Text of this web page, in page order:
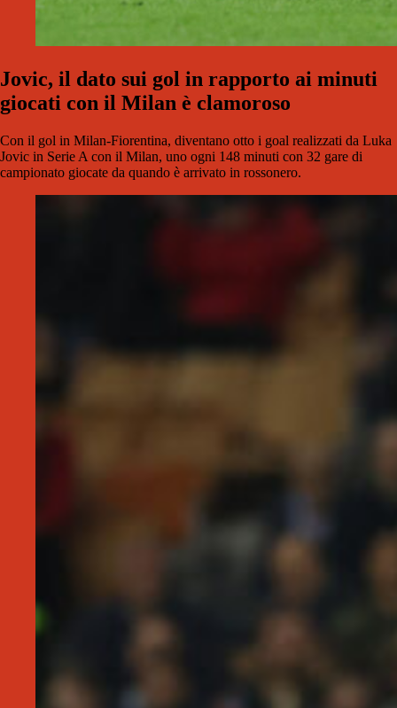
Jovic, il dato sui gol in rapporto ai minuti
giocati con il Milan è clamoroso
Con il gol in Milan-Fiorentina, diventano otto i goal realizzati da Luka
Jovic in Serie A con il Milan, uno ogni 148 minuti con 32 gare di
campionato giocate da quando è arrivato in rossonero.